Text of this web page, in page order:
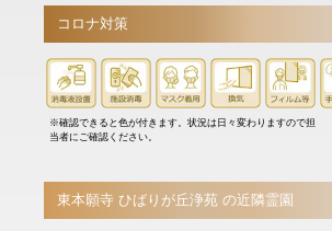
コロナ対策
※確認できると色が付きます。状況は日々変わりますので担
当者にご確認ください。
東本願寺 ひばりが丘浄苑 の近隣霊園